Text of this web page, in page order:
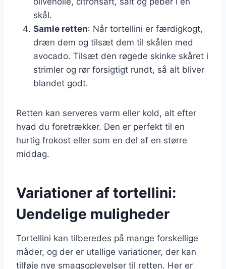
skål.
Samle retten: Når tortellini er færdigkogt,
dræn dem og tilsæt dem til skålen med
avocado. Tilsæt den røgede skinke skåret i
strimler og rør forsigtigt rundt, så alt bliver
blandet godt.
Retten kan serveres varm eller kold, alt efter
hvad du foretrækker. Den er perfekt til en
hurtig frokost eller som en del af en større
middag.
Variationer af tortellini:
Uendelige muligheder
Tortellini kan tilberedes på mange forskellige
måder, og der er utallige variationer, der kan
tilføje nye smagsoplevelser til retten. Her er